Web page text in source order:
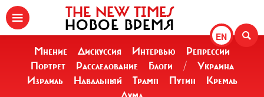
EN
THE NEW TIMES
НОВОЕ ВРЕМЯ
Мнение Дискуссия Интервью
Репрессии
Портрет
Расследование Блоги /
Украина
Израиль
Навальный Трамп Путин
Кремль